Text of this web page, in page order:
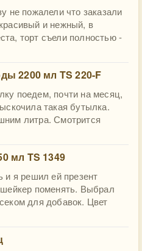
не пожалели что заказали
и нежный, в
торт съели полностью -
2200 мл TS 220-F
поедем, почти на месяц,
такая бутылка.
литра. Смотрится
мл TS 1349
и я решил ей презент
поменять. Выбрал
для добавок. Цвет